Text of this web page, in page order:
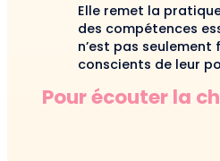
Elle remet la
des compétences
n’est pas
conscients de leur
Pour écouter la